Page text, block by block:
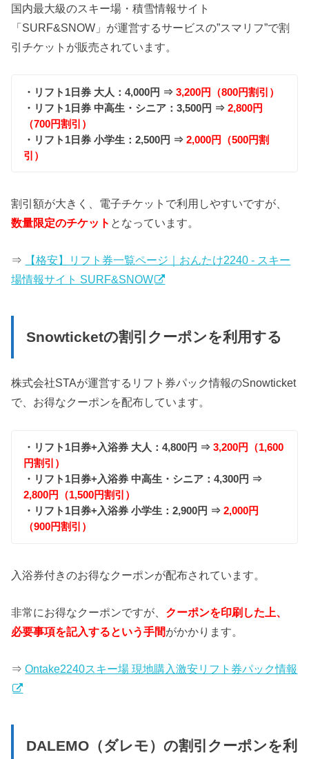
国内最大級のスキー場・積雪情報サイト
「SURF&SNOW」が運営するサービスの”スマリフ”で割
引チケットが販売されています。
・リフト1日券 大人：4,000円 ⇒3,200円（800円割引）
・リフト1日券 中高生・シニア：3,500円 ⇒2,800円
（700円割引）
・リフト1日券 小学生：2,500円 ⇒2,000円（500円割
引）
割引額が大きく、電子チケットで利用しやすいですが、
数量限定のチケット となっています。
⇒
【格安】リフト券一覧ページ｜おんたけ2240 ‐ スキー
場情報サイト SURF&SNOW
Snowticketの割引クーポンを利用する
株式会社STAが運営するリフト券パック情報のSnowticket
で、お得なクーポンを配布しています。
・リフト1日券+入浴券 大人：4,800円 ⇒3,200円（1,600
円割引）
・リフト1日券+入浴券 中高生・シニア：4,300円 ⇒
2,800円（1,500円割引）
・リフト1日券+入浴券 小学生：2,900円 ⇒2,000円
（900円割引）
入浴券付きのお得なクーポンが配布されています。
非常にお得なクーポンですが、 クーポンを印刷した上、
必要事項を記入するという手間がかかります。
⇒Ontake2240スキー場 現地購入激安リフト券パック情報
DALEMO（ダレモ）の割引クーポンを利